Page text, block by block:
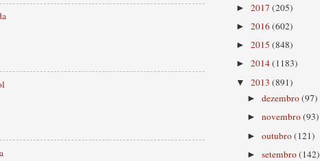
► 2017 (205)
► 2016(602)
► 2015 (848)
► 2014(1183)
▼ 2013 (891)
►dezembro(97)
►novembro(93)
►outubro(121)
►setembro(142)